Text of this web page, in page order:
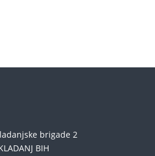
brigade 2
BIH